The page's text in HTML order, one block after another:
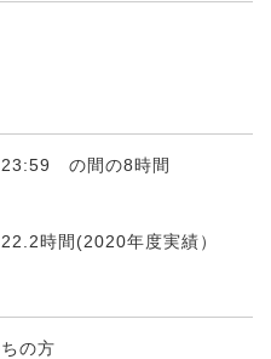
の間の8時間
時間(2020年度実績）
の方